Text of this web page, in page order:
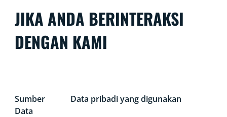
JIKA ANDA BERINTERAKSI
DENGAN KAMI
Sumber
Data
Data pribadi yang digunakan